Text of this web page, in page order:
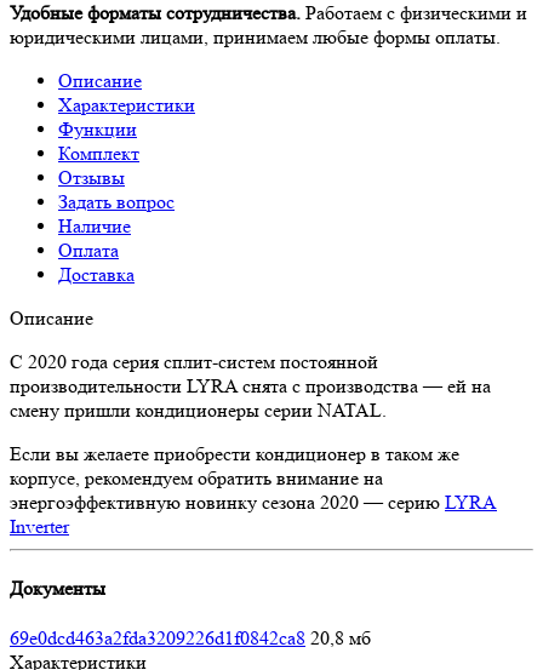
Удобные форматы сотрудничества. Работаем с физическими и
юридическими лицами, принимаем любые формы оплаты.
Описание
Характеристики
Функции
Комплект
Отзывы
Задать вопрос
Наличие
Оплата
Доставка
Описание
С 2020 года серия сплит-систем постоянной
производительности LYRA снята с производства — ей на
смену пришли кондиционеры серии NATAL.
Если вы желаете приобрести кондиционер в таком же
корпусе, рекомендуем обратить внимание на
энергоэффективную новинку сезона 2020 — серию LYRA
Inverter
Документы
69e0dcd463a2fda3209226d1f0842ca8 20,8 мб
Характеристики